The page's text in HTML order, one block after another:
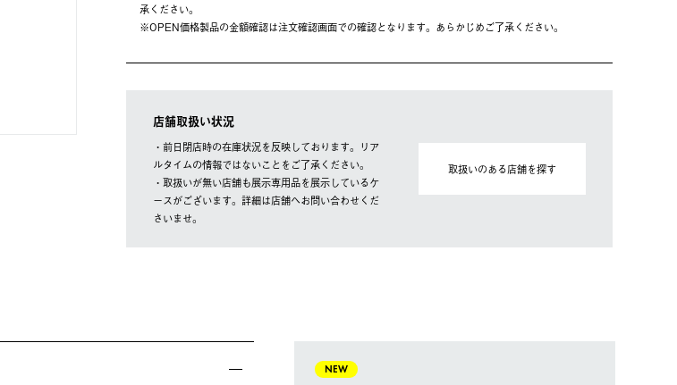
承ください。
※OPEN価格製品の⾦額確認は注⽂確認画⾯での確認となります。あらかじめご了承ください。
店舗取扱い状況
・前日閉店時の在庫状況を反映しております。リア
ルタイムの情報ではないことをご了承ください。
・取扱いが無い店舗も展示専用品を展示しているケ
ースがございます。詳細は店舗へお問い合わせくだ
さいませ。
取扱いのある店舗を探す
NEW